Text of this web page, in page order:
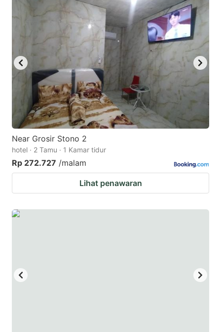
Near Grosir Stono 2
hotel · 2 Tamu · 1 Kamar tidur
Rp 272.727 /malam
Lihat penawaran